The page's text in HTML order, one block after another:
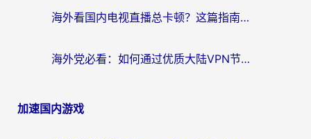
海外看国内电视直播总卡顿？这篇指南教你选对回国加速器，无缝追剧不发愁
海外党必看：如何通过优质大陆VPN节点无缝访问国内资源？
加速国内游戏